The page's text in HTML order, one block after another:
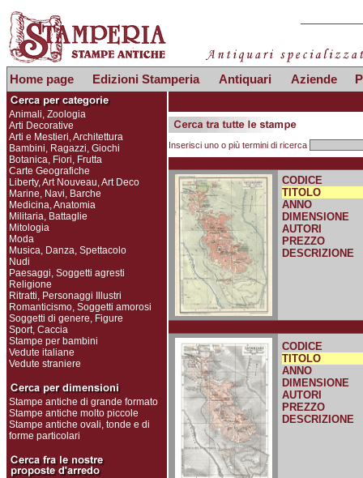
Home page Edizioni Stamperia Antiquari Aziende
Animali, Zoologia
Arti Decorative
Arti e Mestieri, Architettura
Bambini, Ragazzi, Giochi
Botanica, Fiori, Frutta
Carte Geografiche
Liberty, Art Nouveau, Art Deco
Marine, Navi, Barche
Medicina, Anatomia
Militaria, Battaglie
Mitologia
Moda
Musica, Danza, Spettacolo
Nudi
Paesaggi, Soggetti agresti
Religione
Ritratti, Personaggi Illustri
Romanticismo, Soggetti amorosi
Soggetti di genere, Figure
Sport, Caccia
Stampe per bambini
Vedute italiane
Vedute straniere
Stampe antiche di grande formato
Stampe antiche molto piccole
Stampe antiche ovali, tonde e di
forme particolari
Inserisci uno o più termini di ricerca
CODICE
TITOLO
ANNO
DIMENSIONE
AUTORI
PREZZO
DESCRIZIONE
CODICE
TITOLO
ANNO
DIMENSIONE
AUTORI
PREZZO
DESCRIZIONE